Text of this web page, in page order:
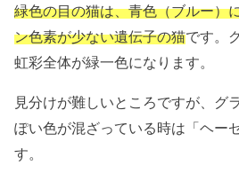
緑色の目の猫は、青色（ブルー）
ン色素が少ない遺伝子の猫です。
虹彩全体が緑一色になります。
見分けが難しいところですが、グ
ぽい色が混ざっている時は「ヘー
す。